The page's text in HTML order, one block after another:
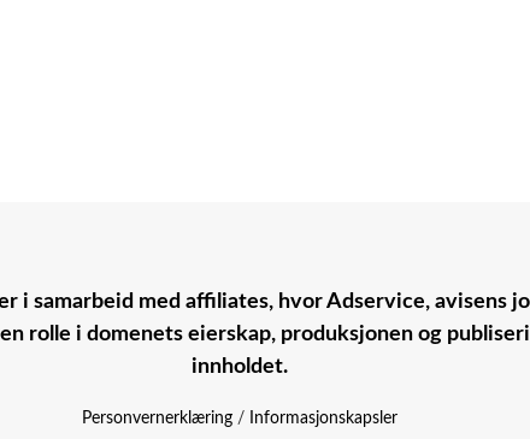
i samarbeid med affiliates, hvor Adservice, avisens
rolle i domenets eierskap, produksjonen og
innholdet.
Personvernerklæring / Informasjonskapsler